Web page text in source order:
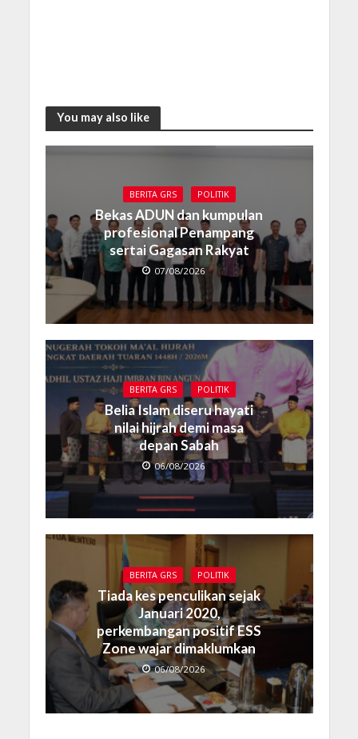
You may also like
BERITA GRS POLITIK
Bekas ADUN dan kumpulan
profesional Penampang
sertai Gagasan Rakyat
07/08/2026
BERITA GRS POLITIK
Belia Islam diseru hayati
nilai hijrah demi masa
depan Sabah
06/08/2026
BERITA GRS POLITIK
Tiada kes penculikan sejak
Januari 2020,
perkembangan positif ESS
Zone wajar dimaklumkan
06/08/2026